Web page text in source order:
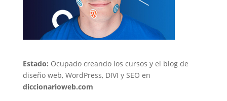
Estado: Ocupado creando los cursos y el blog de
diseño web, WordPress, DIVI y SEO en
diccionarioweb.com